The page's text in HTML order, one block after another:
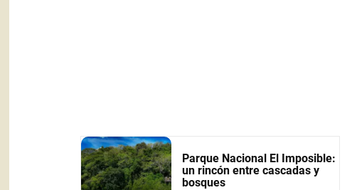
Parque Nacional El Imposible:
un rincón entre cascadas y
bosques